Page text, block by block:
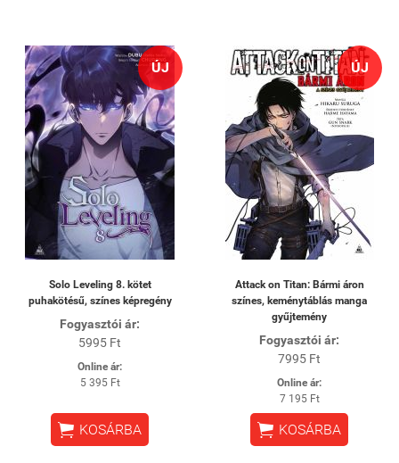
ÚJ
Solo Leveling 8. kötet
puhakötésű, színes képregény
Fogyasztói ár:
5995 Ft
Online ár:
5 395 Ft
 KOSÁRBA
ÚJ
Attack on Titan: Bármi áron
színes, keménytáblás manga
gyűjtemény
Fogyasztói ár:
7995 Ft
Online ár:
7 195 Ft
 KOSÁRBA